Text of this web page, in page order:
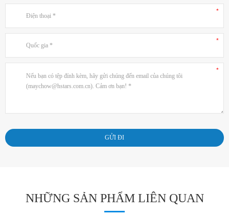
NHỮNG SẢN PHẨM LIÊN QUAN